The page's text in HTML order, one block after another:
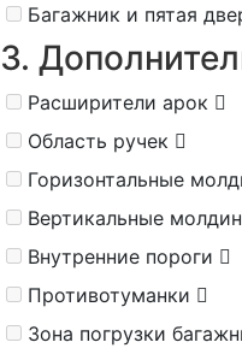
Багажник и пятая
3.
Расширители арок
Область ручек
Горизонтальные
Вертикальные
Внутренние пороги
Противотуманки
Зона погрузки